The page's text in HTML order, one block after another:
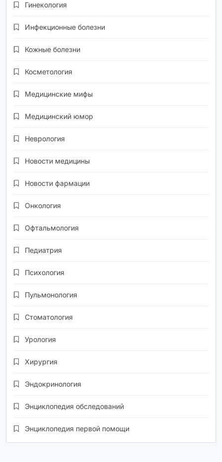
Гинекология
Инфекционные болезни
Кожные болезни
Косметология
Медицинские мифы
Медицинский юмор
Неврология
Новости медицины
Новости фармации
Онкология
Офтальмология
Педиатрия
Психология
Пульмонология
Стоматология
Урология
Хирургия
Эндокринология
Энциклопедия обследований
Энциклопедия первой помощи